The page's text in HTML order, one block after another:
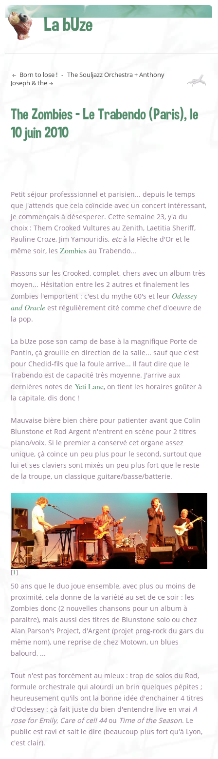
La bUze
Born to lose ! - The Souljazz Orchestra + Anthony
Joseph & the
The Zombies - Le Trabendo (Paris), le
10 juin 2010
Petit séjour professsionnel et parisien... depuis le temps
que j'attends que cela coïncide avec un concert intéressant,
je commençais à désesperer. Cette semaine 23, y'a du
choix : Them Crooked Vultures au Zenith, Laetitia Sheriff,
Pauline Croze, Jim Yamouridis, etcà la Flêche d'Or et le
même soir, lesZombies au Trabendo...
Passons sur les Crooked, complet, chers avec un album très
moyen... Hésitation entre les 2 autres et finalement les
Zombies l'emportent : c'est du mythe 60's et leur Odessey
and Oracle est régulièrement cité comme chef d'oeuvre de
la pop.
La bUze pose son camp de base à la magnifique Porte de
Pantin, çà grouille en direction de la salle... sauf que c'est
pour Chedid-fils que la foule arrive... Il faut dire que le
Trabendo est de capacité très moyenne. J'arrive aux
dernières notes deYeti Lane, on tient les horaires goûter à
la capitale, dis donc !
Mauvaise bière bien chère pour patienter avant que Colin
Blunstone et Rod Argent n'entrent en scène pour 2 titres
piano/voix. Si le premier a conservé cet organe assez
unique, çà coince un peu plus pour le second, surtout que
lui et ses claviers sont mixés un peu plus fort que le reste
de la troupe, un classique guitare/basse/batterie.
[1]
50 ans que le duo joue ensemble, avec plus ou moins de
proximité, cela donne de la variété au set de ce soir : les
Zombies donc (2 nouvelles chansons pour un album à
paraitre), mais aussi des titres de Blunstone solo ou chez
Alan Parson's Project, d'Argent (projet prog-rock du gars du
même nom), une reprise de chez Motown, un blues
balourd, ...
Tout n'est pas forcément au mieux : trop de solos du Rod,
formule orchestrale qui alourdi un brin quelques pépites ;
heureusement qu'ils ont la bonne idée d'enchainer 4 titres
d'Odessey : çà fait juste du bien d'entendre live en vraiA
rose for Emily, Care of cell 44ou Time of the Season. Le
public est ravi et sait le dire (beaucoup plus fort qu'à Lyon,
c'est clair).